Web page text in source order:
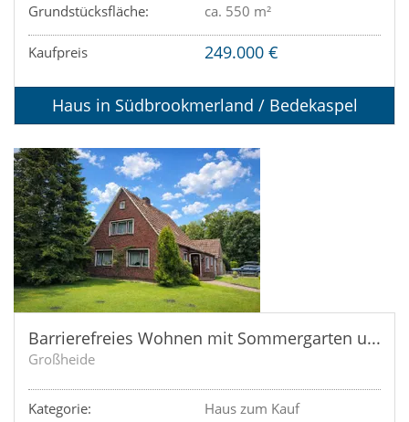
Grundstücksfläche:
ca. 550 m²
Kaufpreis 249.000 €
Haus in Südbrookmerland / Bedekaspel
Barrierefreies Wohnen mit Sommergarten und Garage!
Großheide
Kategorie:
Haus zum Kauf